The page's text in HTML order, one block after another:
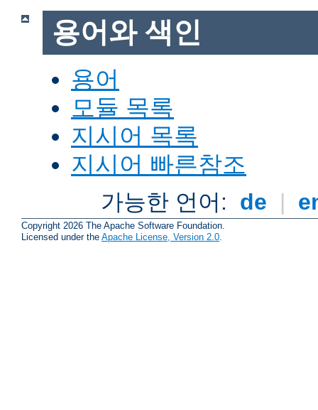
용어와 색인
용어
모듈 목록
지시어 목록
지시어 빠른참조
가능한 언어: de |
Copyright 2026 The Apache Software Foundation.
Licensed under the Apache License, Version 2.0.